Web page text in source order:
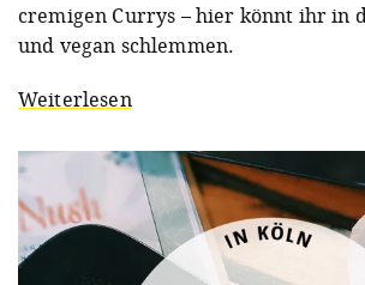
cremigen Currys – hier könnt ihr in
und vegan schlemmen.
Weiterlesen